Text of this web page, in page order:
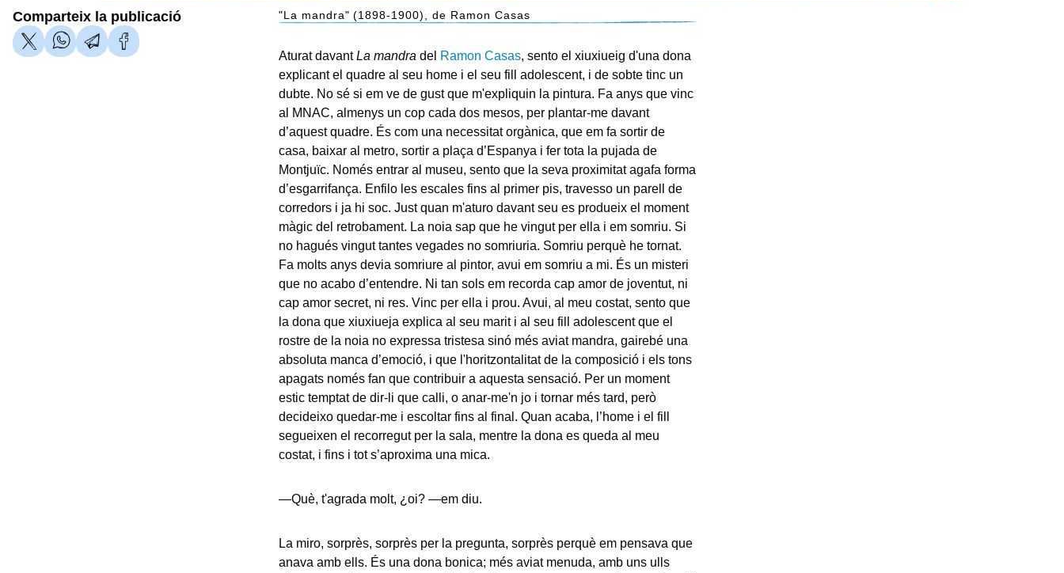
"La mandra" (1898-1900), de Ramon Casas
Comparteix la publicació
Aturat davantLa mandra del Ramon Casas, sento el xiuxiueig d'una dona
explicant el quadre al seu home i el seu fill adolescent, i de sobte tinc un
dubte. No sé si em ve de gust que m'expliquin la pintura. Fa anys que vinc
al MNAC, almenys un cop cada dos mesos, per plantar-me davant
d’aquest quadre. És com una necessitat orgànica, que em fa sortir de
casa, baixar al metro, sortir a plaça d’Espanya i fer tota la pujada de
Montjuïc. Només entrar al museu, sento que la seva proximitat agafa forma
d’esgarrifança. Enfilo les escales fins al primer pis, travesso un parell de
corredors i ja hi soc. Just quan m'aturo davant seu es produeix el moment
màgic del retrobament. La noia sap que he vingut per ella i em somriu. Si
no hagués vingut tantes vegades no somriuria. Somriu perquè he tornat.
Fa molts anys devia somriure al pintor, avui em somriu a mi. És un misteri
que no acabo d’entendre. Ni tan sols em recorda cap amor de joventut, ni
cap amor secret, ni res. Vinc per ella i prou. Avui, al meu costat, sento que
la dona que xiuxiueja explica al seu marit i al seu fill adolescent que el
rostre de la noia no expressa tristesa sinó més aviat mandra, gairebé una
absoluta manca d’emoció, i que l'horitzontalitat de la composició i els tons
apagats només fan que contribuir a aquesta sensació. Per un moment
estic temptat de dir-li que calli, o anar-me'n jo i tornar més tard, però
decideixo quedar-me i escoltar fins al final. Quan acaba, l’home i el fill
segueixen el recorregut per la sala, mentre la dona es queda al meu
costat, i fins i tot s’aproxima una mica.
—Què, t'agrada molt, ¿oi? —em diu.
La miro, sorprès, sorprès per la pregunta, sorprès perquè em pensava que
anava amb ells. És una dona bonica; més aviat menuda, amb uns ulls